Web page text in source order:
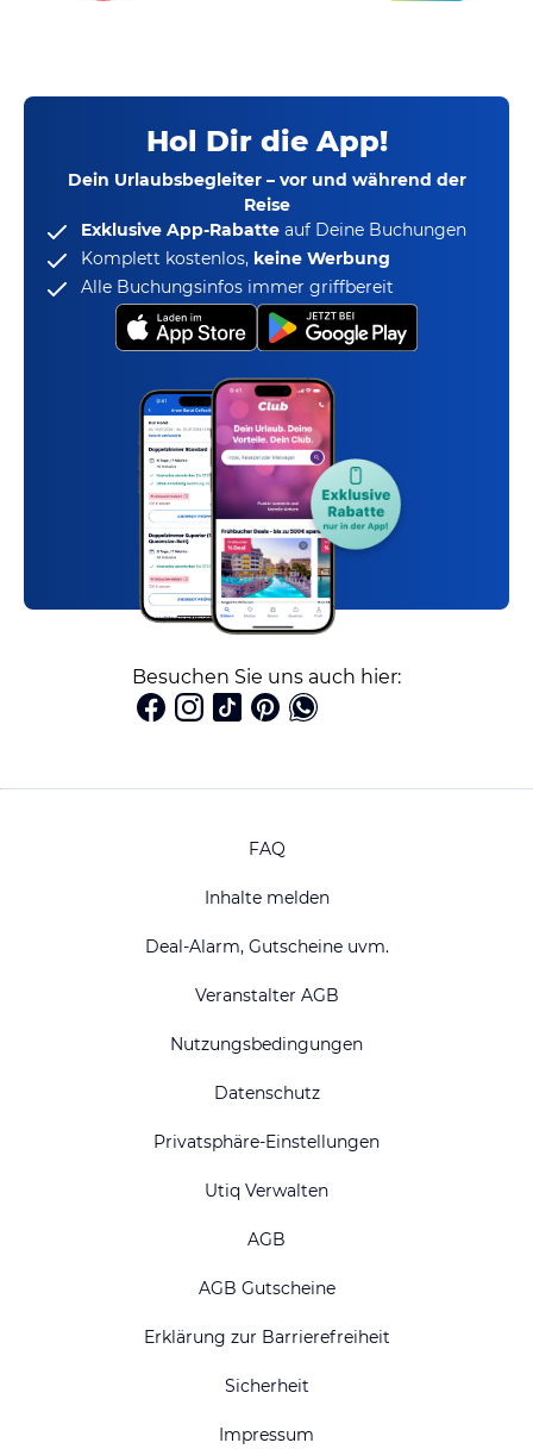
Hol Dir die App!
Dein Urlaubsbegleiter – vor und während der
Reise
Exklusive App-Rabatte auf Deine Buchungen
Komplett kostenlos, keine Werbung
Alle Buchungsinfos immer griffbereit
Besuchen Sie uns auch hier:
FAQ
Inhalte melden
Deal-Alarm, Gutscheine uvm.
Veranstalter AGB
Nutzungsbedingungen
Datenschutz
Privatsphäre-Einstellungen
Utiq Verwalten
AGB
AGB Gutscheine
Erklärung zur Barrierefreiheit
Sicherheit
Impressum